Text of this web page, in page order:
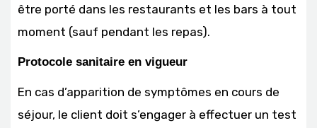
être porté dans les restaurants et les bars à tout
moment (sauf pendant les repas).
Protocole sanitaire en vigueur
En cas d’apparition de symptômes en cours de
séjour, le client doit s’engager à effectuer un test